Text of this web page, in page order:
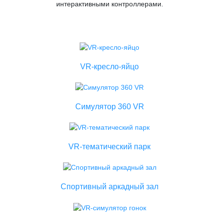
интерактивными контроллерами.
VR-кресло-яйцо
Симулятор 360 VR
VR-тематический парк
Спортивный аркадный зал